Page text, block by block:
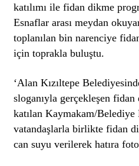
katılımı ile fidan dikme
Esnaflar arası meydan
toplanılan bin narenciye
için toprakla buluştu.
‘Alan Kızıltepe
sloganıyla gerçekleşen
katılan Kaymakam/
vatandaşlarla birlikte fidan
can suyu verilerek hatıra